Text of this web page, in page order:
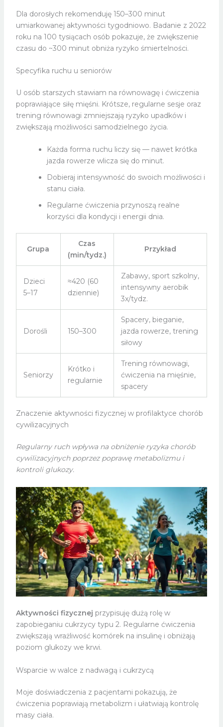
Dla dorosłych rekomenduję 150–300 minut
umiarkowanej aktywności tygodniowo. Badanie z 2022
roku na 100 tysiącach osób pokazuje, że zwiększenie
czasu do ~300 minut obniża ryzyko śmiertelności.
Specyfika ruchu u seniorów
U osób starszych stawiam na równowagę i ćwiczenia
poprawiające siłę mięśni. Krótsze, regularne sesje oraz
trening równowagi zmniejszają ryzyko upadków i
zwiększają możliwości samodzielnego życia.
Każda forma ruchu liczy się — nawet krótka
jazda rowerze wlicza się do minut.
Dobieraj intensywność do swoich możliwości i
stanu ciała.
Regularne ćwiczenia przynoszą realne
korzyści dla kondycji i energii dnia.
Grupa
Czas
(min/tydz.)
Przykład
Dzieci
5–17
≈420 (60
dziennie)
Zabawy, sport szkolny,
intensywny aerobik
3x/tydz.
Dorośli 150–300
Spacery, bieganie,
jazda rowerze, trening
siłowy
Seniorzy
Krótko i
regularnie
Trening równowagi,
ćwiczenia na mięśnie,
spacery
Znaczenie aktywności fizycznej w profilaktyce chorób
cywilizacyjnych
Regularny ruch wpływa na obniżenie ryzyka chorób
cywilizacyjnych poprzez poprawę metabolizmu i
kontroli glukozy.
Aktywności fizycznej przypisuję dużą rolę w
zapobieganiu cukrzycy typu 2. Regularne ćwiczenia
zwiększają wrażliwość komórek na insulinę i obniżają
poziom glukozy we krwi.
Wsparcie w walce z nadwagą i cukrzycą
Moje doświadczenia z pacjentami pokazują, że
ćwiczenia poprawiają metabolizm i ułatwiają kontrolę
masy ciała.